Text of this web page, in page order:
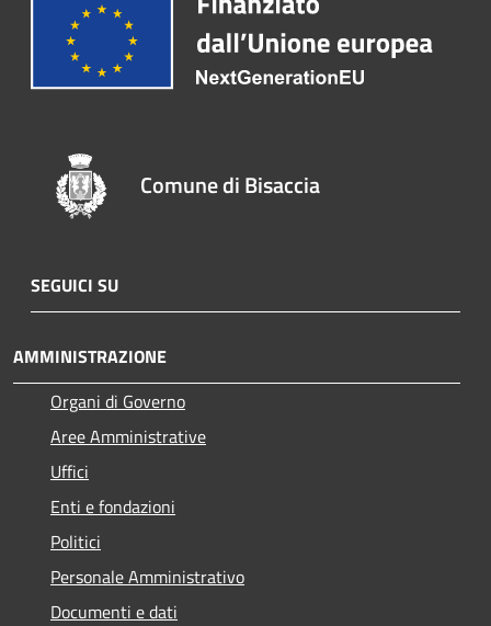
Comune di Bisaccia
SEGUICI SU
AMMINISTRAZIONE
Organi di Governo
Aree Amministrative
Uffici
Enti e fondazioni
Politici
Personale Amministrativo
Documenti e dati